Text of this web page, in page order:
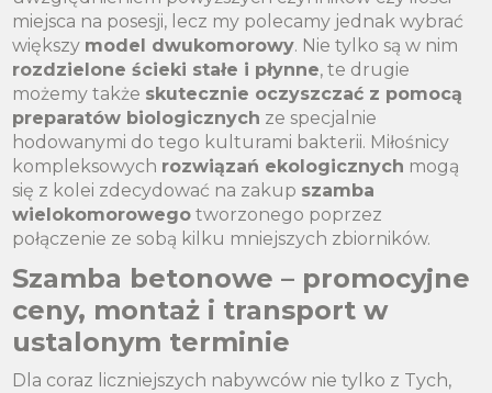
miejsca na posesji, lecz my polecamy jednak wybrać
większy model dwukomorowy. Nie tylko są w nim
rozdzielone ścieki stałe i płynne, te drugie
możemy także skutecznie oczyszczać z pomocą
preparatów biologicznych ze specjalnie
hodowanymi do tego kulturami bakterii. Miłośnicy
kompleksowych rozwiązań ekologicznych mogą
się z kolei zdecydować na zakup szamba
wielokomorowego tworzonego poprzez
połączenie ze sobą kilku mniejszych zbiorników.
Szamba betonowe – promocyjne
ceny, montaż i transport w
ustalonym terminie
Dla coraz liczniejszych nabywców nie tylko z Tych,